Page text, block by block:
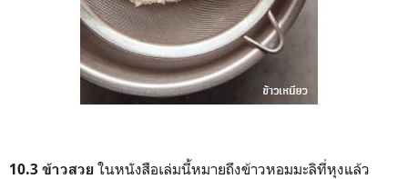
10.3 ข้าวสวย ในหนังสือเล่มนี้หมายถึงข้าวหอมมะลิที่หุงแล้ว